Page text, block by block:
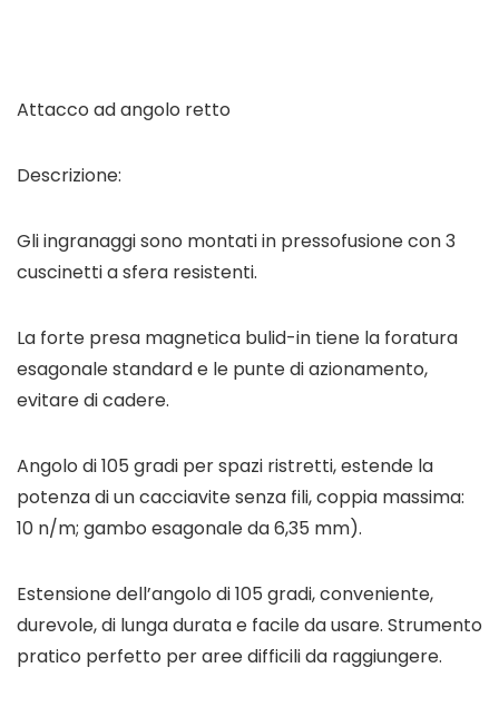
Attacco ad angolo retto
Descrizione:
Gli ingranaggi sono montati in pressofusione con 3
cuscinetti a sfera resistenti.
La forte presa magnetica bulid-in tiene la foratura
esagonale standard e le punte di azionamento,
evitare di cadere.
Angolo di 105 gradi per spazi ristretti, estende la
potenza di un cacciavite senza fili, coppia massima:
10 n/m; gambo esagonale da 6,35 mm).
Estensione dell’angolo di 105 gradi, conveniente,
durevole, di lunga durata e facile da usare. Strumento
pratico perfetto per aree difficili da raggiungere.